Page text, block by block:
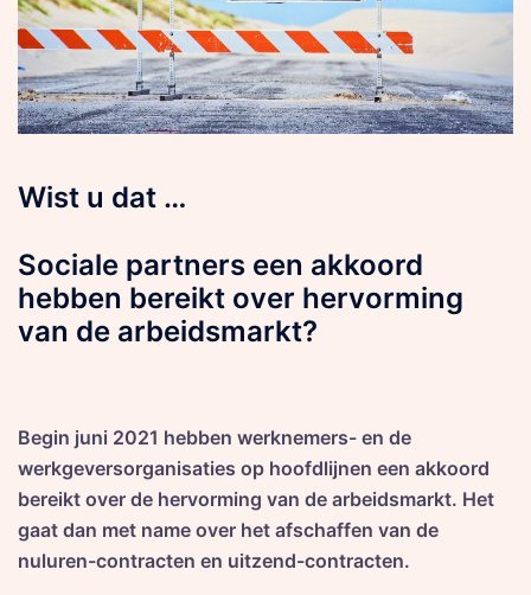
Wist u dat …
Sociale partners een akkoord
hebben bereikt over hervorming
van de arbeidsmarkt?
Begin juni 2021 hebben werknemers- en de
werkgeversorganisaties op hoofdlijnen een akkoord
bereikt over de hervorming van de arbeidsmarkt. Het
gaat dan met name over het afschaffen van de
nuluren-contracten en uitzend-contracten.